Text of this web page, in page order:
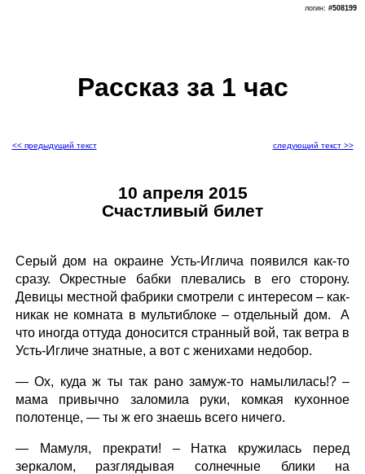
Рассказ за 1 час
логин: #508199
<< предыдущий текст следующий текст >>
10 апреля 2015
Счастливый билет
Серый дом на окраине Усть-Иглича появился как-то
сразу. Окрестные бабки плевались в его сторону.
Девицы местной фабрики смотрели с интересом – как-
никак не комната в мультиблоке – отдельный дом. А
что иногда оттуда доносится странный вой, так ветра в
Усть-Игличе знатные, а вот с женихами недобор.
— Ох, куда ж ты так рано замуж-то намылилась!? –
мама привычно заломила руки, комкая кухонное
полотенце, — ты ж его знаешь всего ничего.
— Мамуля, прекрати! – Натка кружилась перед
зеркалом, разглядывая солнечные блики на